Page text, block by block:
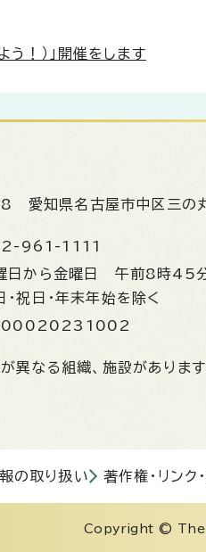
う！）」開催をします
愛知県名古屋市中区三の
961-1111
日から金曜日 午前8時45
・祝日・年末年始を除く
異なる組織、施設がありま
の取り扱い 著作権・リンク
Copyright © The